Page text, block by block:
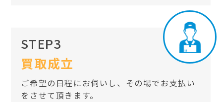
STEP3
買取成立
ご希望の日程にお伺いし、その場でお支払い
をさせて頂きます。